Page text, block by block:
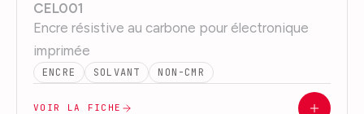
CEL001
Encre résistive au carbone pour électronique
imprimée
ENCRE SOLVANT NON-CMR
VOIR LA FICHE